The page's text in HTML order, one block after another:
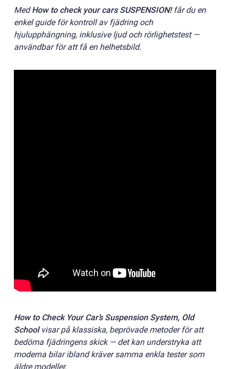
MedHow to check your cars SUSPENSION!får du en
enkel guide för kontroll av fjädring och
hjulupphängning, inklusive ljud och rörlighetstest —
användbar för att få en helhetsbild.
How to Check Your Car’s Suspension System, Old
Schoolvisar på klassiska, beprövade metoder för att
bedöma fjädringens skick — det kan understryka att
moderna bilar ibland kräver samma enkla tester som
äldre modeller.